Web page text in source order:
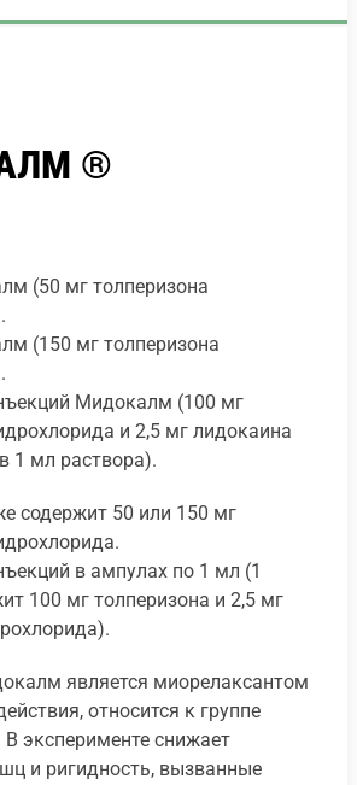
®
(50 мг толперизона
(150 мг толперизона
Мидокалм (100 мг
и 2,5 мг лидокаина
1 мл раствора).
содержит 50 или 150 мг
в ампулах по 1 мл (1
100 мг толперизона и 2,5 мг
является миорелаксантом
относится к группе
эксперименте снижает
и ригидность, вызванные